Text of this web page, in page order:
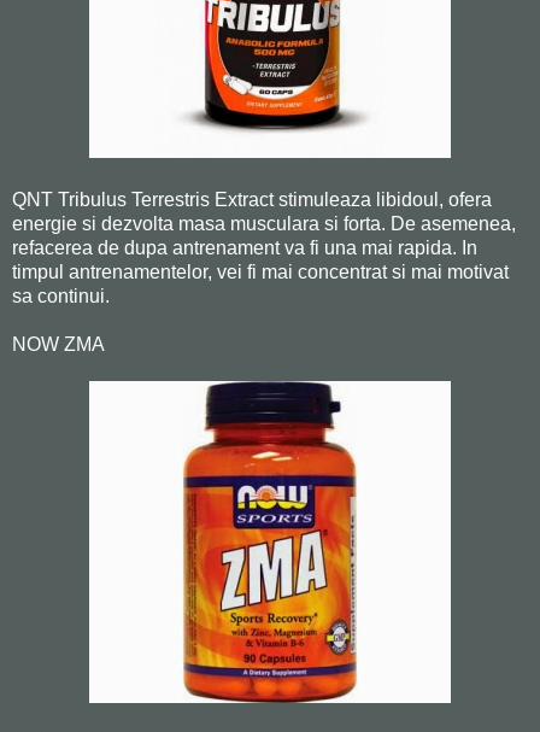
QNT Tribulus Terrestris Extract stimuleaza libidoul, ofera
energie si dezvolta masa musculara si forta. De asemenea,
refacerea de dupa antrenament va fi una mai rapida. In
timpul antrenamentelor, vei fi mai concentrat si mai motivat
sa continui.
NOW ZMA